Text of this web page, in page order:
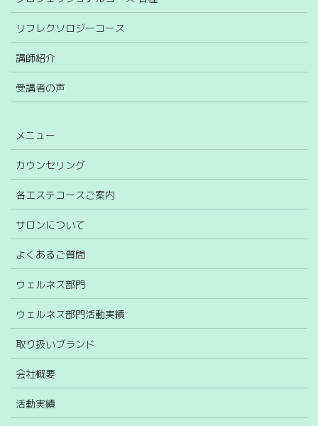
リフレクソロジーコース
講師紹介
受講者の声
メニュー
カウンセリング
各エステコースご案内
サロンについて
よくあるご質問
ウェルネス部門
ウェルネス部門活動実績
取り扱いブランド
会社概要
活動実績